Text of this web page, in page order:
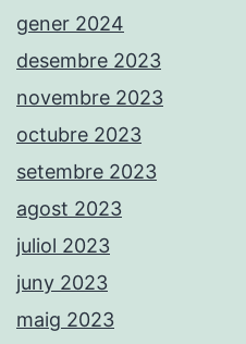
gener 2024
desembre 2023
novembre 2023
octubre 2023
setembre 2023
agost 2023
juliol 2023
juny 2023
maig 2023